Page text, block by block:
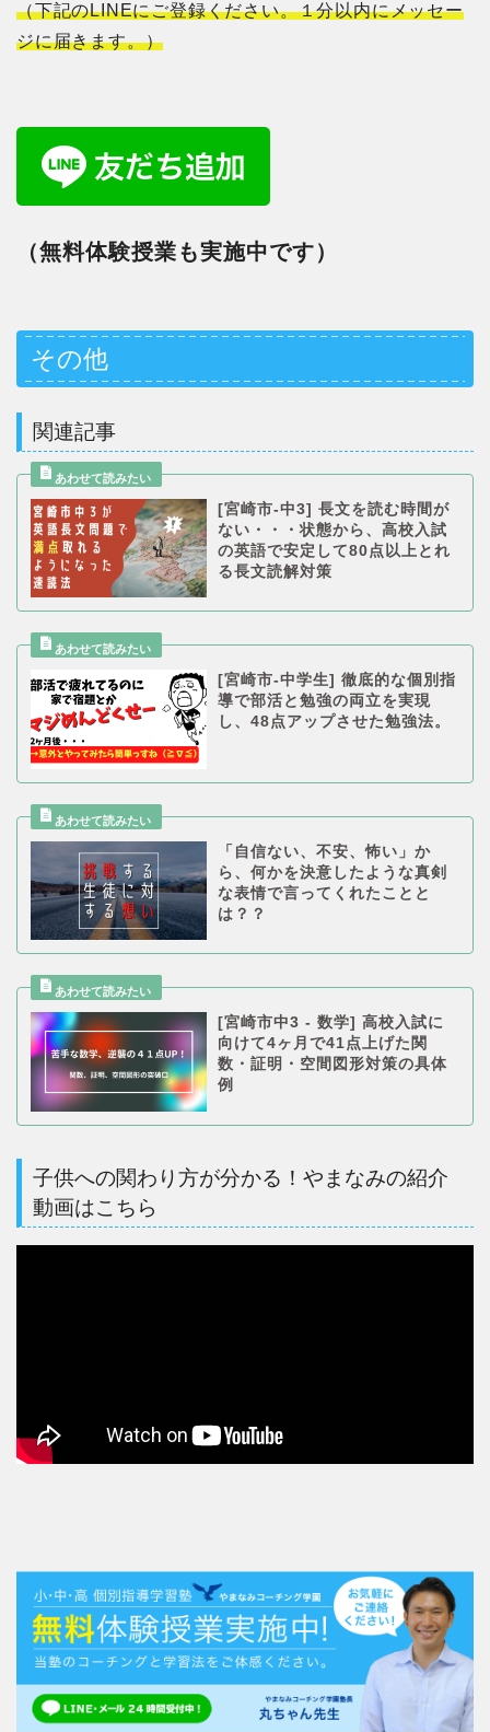
（下記のLINEにご登録ください。１分以内にメッセー
ジに届きます。）
（無料体験授業も実施中です）
その他
関連記事
[宮崎市-中3] 長文を読む時間が
ない・・・状態から、高校入試
の英語で安定して80点以上とれ
る長文読解対策
[宮崎市-中学生] 徹底的な個別指
導で部活と勉強の両立を実現
し、48点アップさせた勉強法。
「自信ない、不安、怖い」か
ら、何かを決意したような真剣
な表情で言ってくれたことと
は？？
[宮崎市中3 - 数学] 高校入試に
向けて4ヶ月で41点上げた関
数・証明・空間図形対策の具体
例
子供への関わり方が分かる！やまなみの紹介
動画はこちら